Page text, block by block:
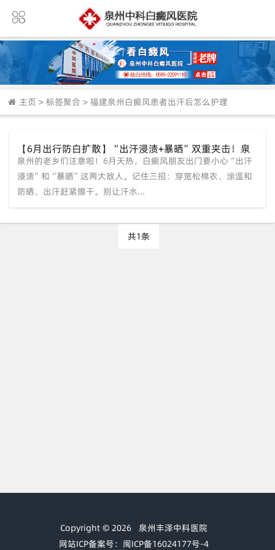
主页 > 标签聚合 > 福建泉州白癜风患者出汗后怎么护理
【6月出行防白扩散】“出汗浸渍+暴晒”双重夹击！泉
州白癜风患者的夏季专属“防护盾”来了
泉州的老乡们注意啦！6月天热，白癜风朋友出门要小心“出汗
浸渍”和“暴晒”这两大敌人。记住三招：穿宽松棉衣、涂温和
防晒、出汗赶紧擦干。别让汗水...
共1条
Copyright © 2026 泉州丰泽中科医院
网站ICP备案号：闽ICP备16024177号-4